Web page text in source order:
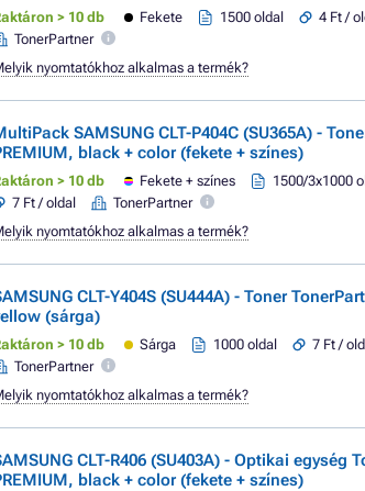
> 10 db Fekete 1500 oldal
4 Ft /
TonerPartner
nyomtatókhoz alkalmas a termék?
SAMSUNG CLT-P404C (SU365A) -
black + color (fekete + színes)
> 10 db Fekete + színes
1500/3x1000
7 Ft / oldal
TonerPartner
nyomtatókhoz alkalmas a termék?
CLT-Y404S (SU444A) - Toner
(sárga)
> 10 db Sárga 1000 oldal
7 Ft /
TonerPartner
nyomtatókhoz alkalmas a termék?
CLT-R406 (SU403A) - Optikai egység
black + color (fekete + színes)